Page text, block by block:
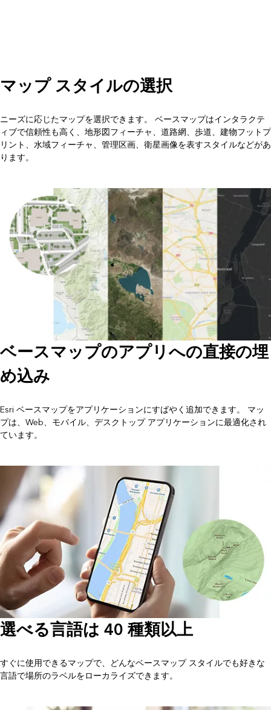
マップ スタイルの選択
ニーズに応じたマップを選択できます。 ベースマップはインタラクテ
ィブで信頼性も高く、地形図フィーチャ、道路網、歩道、建物フットプ
リント、水域フィーチャ、管理区画、衛星画像を表すスタイルなどがあ
ります。
ベースマップのアプリへの直接の埋
め込み
Esri ベースマップをアプリケーションにすばやく追加できます。 マッ
プは、Web、モバイル、デスクトップ アプリケーションに最適化され
ています。
選べる言語は 40 種類以上
すぐに使用できるマップで、どんなベースマップ スタイルでも好きな
言語で場所のラベルをローカライズできます。